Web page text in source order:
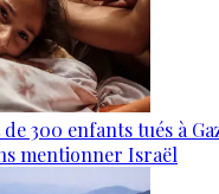
300 enfants tués à
mentionner Israël